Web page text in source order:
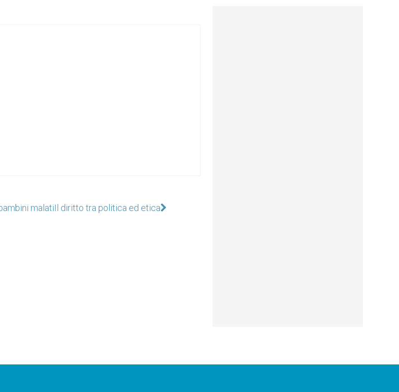
malatiIl diritto tra politica ed etica